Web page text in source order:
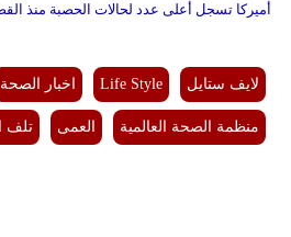
أميركا تسجل أعلى عدد لحالات الحصبة منذ
لايف ستايل Life Style اخبار الصحة
منظمة الصحة العالمية العمى تلف